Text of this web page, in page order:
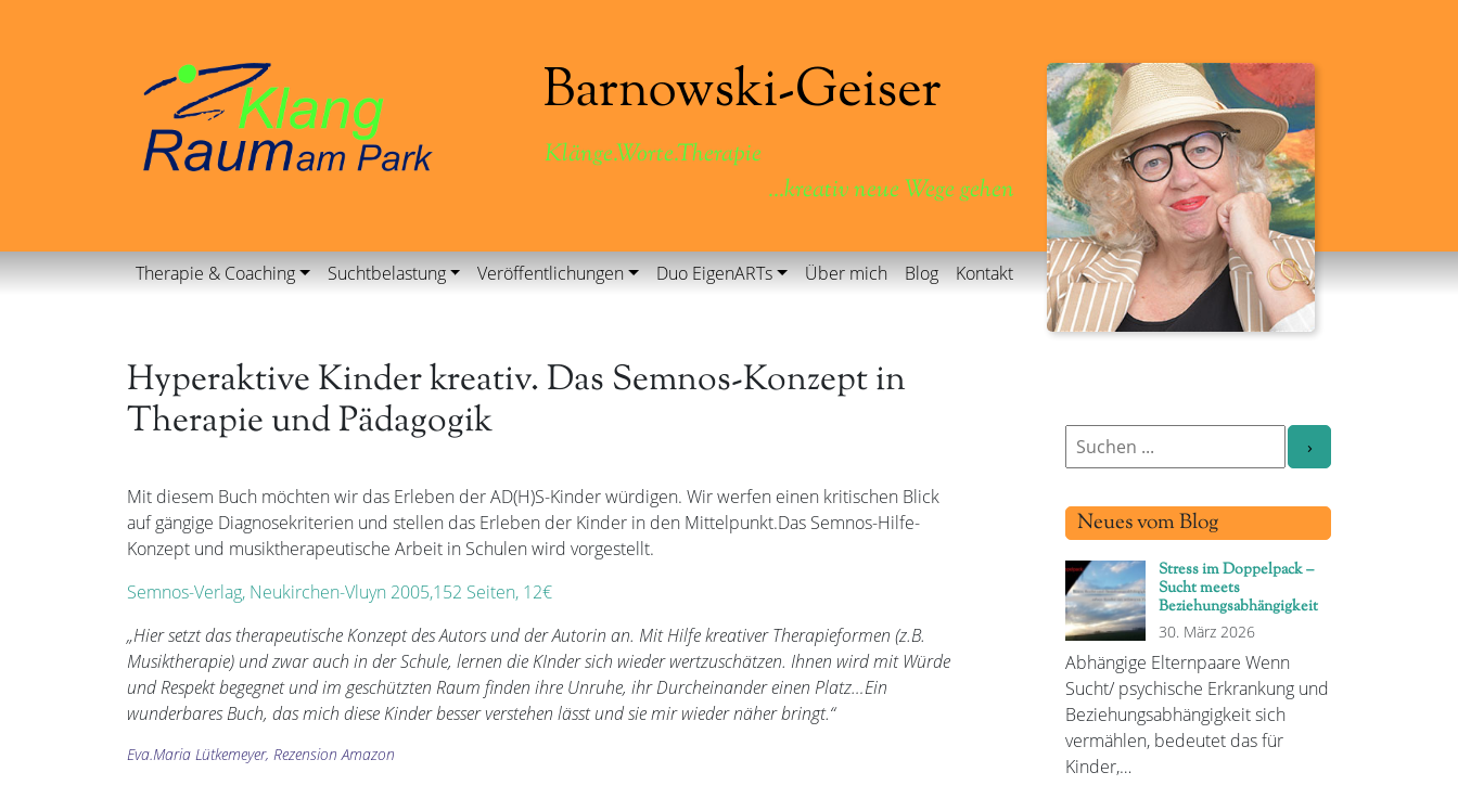
Klänge.Worte.Therapie
...kreativ neue Wege gehen
Therapie & Coaching Suchtbelastung Veröffentlichungen Duo EigenARTs Über mich Blog Kontakt
Hyperaktive Kinder kreativ. Das Semnos-Konzept in
Therapie und Pädagogik
Mit diesem Buch möchten wir das Erleben der AD(H)S-Kinder würdigen. Wir werfen einen kritischen Blick
auf gängige Diagnosekriterien und stellen das Erleben der Kinder in den Mittelpunkt.Das Semnos-Hilfe-
Konzept und musiktherapeutische Arbeit in Schulen wird vorgestellt.
Semnos-Verlag, Neukirchen-Vluyn 2005,152 Seiten, 12€
„Hier setzt das therapeutische Konzept des Autors und der Autorin an. Mit Hilfe kreativer Therapieformen (z.B.
Musiktherapie) und zwar auch in der Schule, lernen die KInder sich wieder wertzuschätzen. Ihnen wird mit Würde
und Respekt begegnet und im geschützten Raum finden ihre Unruhe, ihr Durcheinander einen Platz…Ein
wunderbares Buch, das mich diese Kinder besser verstehen lässt und sie mir wieder näher bringt.“
Eva.Maria Lütkemeyer, Rezension Amazon
Neues vom Blog
Stress im Doppelpack –
Sucht meets
Beziehungsabhängigkeit
30. März 2026
Abhängige Elternpaare Wenn
Sucht/ psychische Erkrankung und
Beziehungsabhängigkeit sich
vermählen, bedeutet das für
Kinder,…